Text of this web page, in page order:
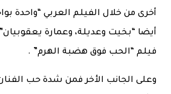
أخرى من خلال الفيلم العربي “واحدة
أيضا “بخيت وعديلة، وعمارة
فيلم “الحب فوق هضبة الهرم” .
وعلى الجانب الأخر فمن شدة حب